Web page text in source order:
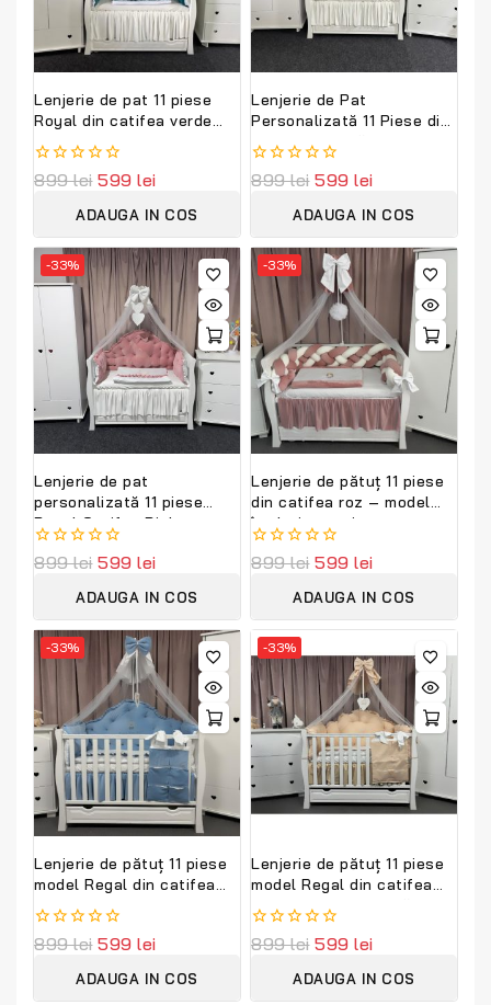
Lenjerie de pat 11 piese
Royal din catifea verde
smarald – Set complet
personalizabil
PeppiBambini Premium
0
899lei 599 lei
ADAUGA IN COS
Lenjerie de Pat
Personalizată 11 Piese din
Catifea Regală Somon –
Set Premium pentru Pătuț
Bebe PeppiBambini
0
899lei 599 lei
ADAUGA IN COS
-33%
Lenjerie de pat
personalizată 11 piese
Regal Catifea Pink
PeppiBambini – set lux
pentru bebeluși, moale,
0
899lei 599 lei
ADAUGA IN COS
-33%
Lenjerie de pătuț 11 piese
din catifea roz – model
împletit premium
PeppiBambini,
personalizabilă cu numele
0
899lei 599 lei
ADAUGA IN COS
-33%
Lenjerie de pătuț 11 piese
model Regal din catifea
albastru royal –
personalizabilă, premium
PeppiBambini
0
899lei 599 lei
ADAUGA IN COS
-33%
Lenjerie de pătuț 11 piese
model Regal din catifea
bej – personalizabilă,
premium PeppiBambini
0
899lei 599 lei
ADAUGA IN COS